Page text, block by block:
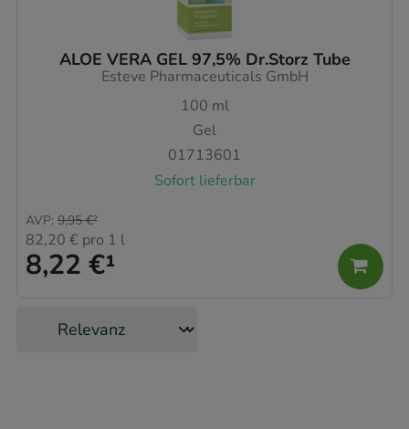
ALOE VERA GEL 97,5% Dr.Storz Tube
Esteve Pharmaceuticals GmbH
100 ml
Gel
01713601
Sofort lieferbar
8,22 €¹
AVP: 9,95 €²
82,20 € pro 1 l